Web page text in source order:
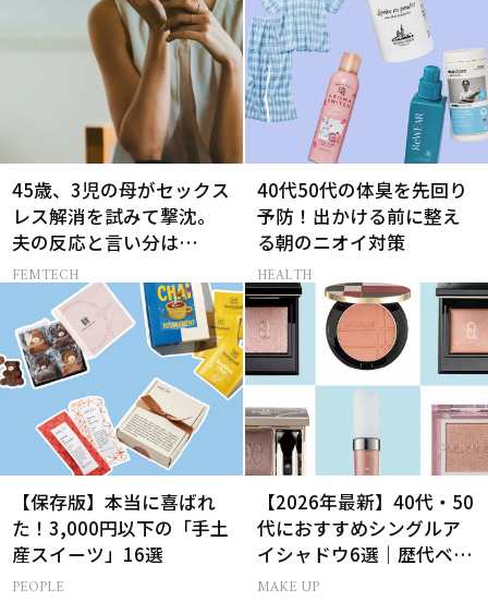
45歳、3児の母がセックス
レス解消を試みて撃沈。
夫の反応と言い分は…
FEMTECH
40代50代の体臭を先回り
予防！出かける前に整え
る朝のニオイ対策
HEALTH
【保存版】本当に喜ばれ
た！3,000円以下の「手土
産スイーツ」16選
PEOPLE
【2026年最新】40代・50
代におすすめシングルア
イシャドウ6選｜歴代ベス
トコスメ受賞まとめ
MAKE UP